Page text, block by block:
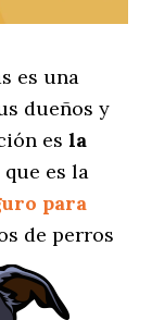
es una
dueños y
esla
que es la
para
de perros